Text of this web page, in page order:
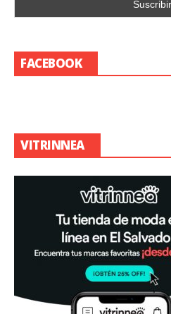
FACEBOOK
VITRINNEA